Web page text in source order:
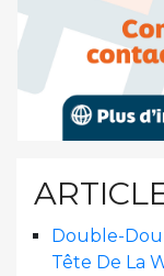
Double-
Tête De La